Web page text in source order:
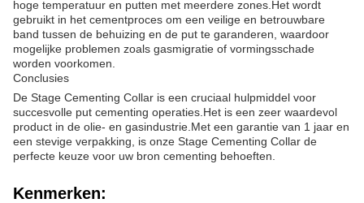
hoge temperatuur en putten met meerdere zones.Het wordt
gebruikt in het cementproces om een veilige en betrouwbare
band tussen de behuizing en de put te garanderen, waardoor
mogelijke problemen zoals gasmigratie of vormingsschade
worden voorkomen.
Conclusies
De Stage Cementing Collar is een cruciaal hulpmiddel voor
succesvolle put cementing operaties.Het is een zeer waardevol
product in de olie- en gasindustrie.Met een garantie van 1 jaar en
een stevige verpakking, is onze Stage Cementing Collar de
perfecte keuze voor uw bron cementing behoeften.
Kenmerken: